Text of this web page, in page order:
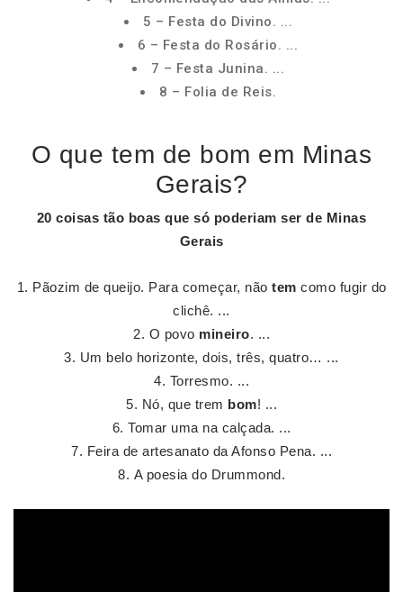
5 – Festa do Divino. ...
6 – Festa do Rosário. ...
7 – Festa Junina. ...
8 – Folia de Reis.
O que tem de bom em Minas
Gerais?
20 coisas tão boas que só poderiam ser de Minas
Gerais
Pãozim de queijo. Para começar, não tem como fugir do
clichê. ...
O povo mineiro. ...
Um belo horizonte, dois, três, quatro… ...
Torresmo. ...
Nó, que trem bom! ...
Tomar uma na calçada. ...
Feira de artesanato da Afonso Pena. ...
A poesia do Drummond.